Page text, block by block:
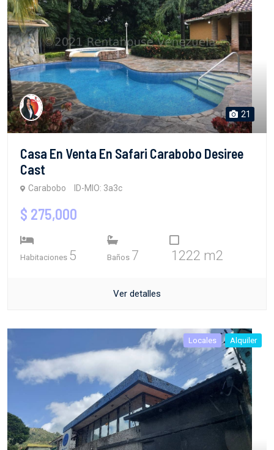
21
Casa En Venta En Safari Carabobo Desiree
Cast
Carabobo ID-MIO: 3a3c
$ 275,000
Habitaciones 5 Baños 7 1222 m2
Ver detalles
Locales Alquiler